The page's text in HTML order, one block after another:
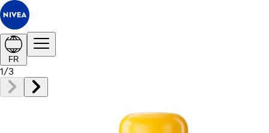
FR
1/3